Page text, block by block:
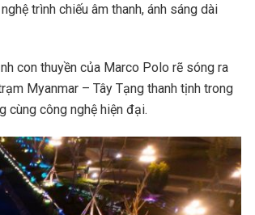
trình chiếu âm thanh, ánh sáng dài
con thuyền của Marco Polo rẽ sóng ra
Myanmar – Tây Tạng thanh tịnh trong
cùng công nghệ hiện đại.